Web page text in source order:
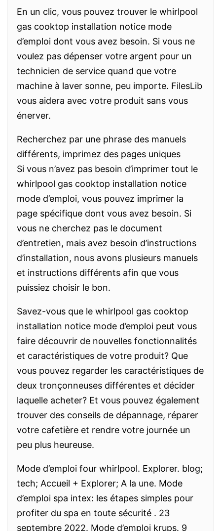
En un clic, vous pouvez trouver le whirlpool
gas cooktop installation notice mode
d’emploi dont vous avez besoin. Si vous ne
voulez pas dépenser votre argent pour un
technicien de service quand que votre
machine à laver sonne, peu importe. FilesLib
vous aidera avec votre produit sans vous
énerver.
Recherchez par une phrase des manuels
différents, imprimez des pages uniques
Si vous n’avez pas besoin d’imprimer tout le
whirlpool gas cooktop installation notice
mode d’emploi, vous pouvez imprimer la
page spécifique dont vous avez besoin. Si
vous ne cherchez pas le document
d’entretien, mais avez besoin d’instructions
d’installation, nous avons plusieurs manuels
et instructions différents afin que vous
puissiez choisir le bon.
Savez-vous que le whirlpool gas cooktop
installation notice mode d’emploi peut vous
faire découvrir de nouvelles fonctionnalités
et caractéristiques de votre produit? Que
vous pouvez regarder les caractéristiques de
deux tronçonneuses différentes et décider
laquelle acheter? Et vous pouvez également
trouver des conseils de dépannage, réparer
votre cafetière et rendre votre journée un
peu plus heureuse.
Mode d’emploi four whirlpool. Explorer. blog;
tech; Accueil + Explorer; A la une. Mode
d’emploi spa intex: les étapes simples pour
profiter du spa en toute sécurité . 23
septembre 2022. Mode d’emploi krups. 9